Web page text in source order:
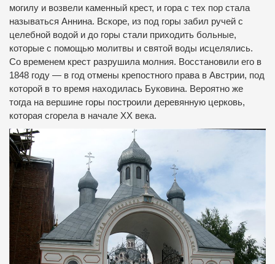
могилу и возвели каменный крест, и гора с тех пор стала
называться Аннина. Вскоре, из под горы забил ручей с
целебной водой и до горы стали приходить больные,
которые с помощью молитвы и святой воды исцелялись.
Со временем крест разрушила молния. Восстановили его в
1848 году — в год отмены крепостного права в Австрии, под
которой в то время находилась Буковина. Вероятно же
тогда на вершине горы построили деревянную церковь,
которая сгорела в начале ХХ века.